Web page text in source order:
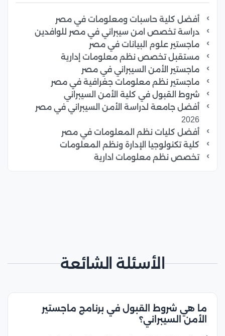
أفضل كلية حاسبات ومعلومات في مصر
دراسة تخصص امن سيبراني في مصر للوافدين
ماجستير علوم البيانات في مصر
مستقبل تخصص نظم معلومات إدارية
ماجستير الأمن السيبراني في مصر
ماجستير نظم معلومات جغرافية في مصر
شروط القبول في كلية الأمن السيبراني
أفضل جامعة لدراسة الأمن السيبراني في مصر
2026
أفضل كليات نظم المعلومات في مصر
كلية تكنولوجيا الإدارة ونظم المعلومات
تخصص نظم معلومات ادارية
الأسئلة الشائعة
ما هي شروط القبول في برنامج ماجستير
الأمن السيبراني؟